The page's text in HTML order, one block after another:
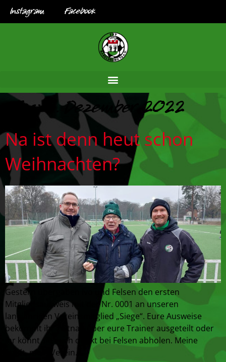
Instagram Facebook
Tag:5. Dezember 2022
Na ist denn heut schon
Weihnachten?
Gestern übergaben Ivo und Felsen den ersten
Mitgliedsausweis mit der Nr. 0001 an unseren
langjährigen Vereinsmitglied „Siege“. Eure Ausweise
bekommt ihr zeitnah über eure Trainer ausgeteilt oder
ihr könnt sie euch direkt bei Felsen abholen. Meine
Stadt, mein Verein.